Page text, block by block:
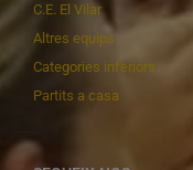
C.E. El Vilar
Altres equips
Categories inferiors
Partits a casa